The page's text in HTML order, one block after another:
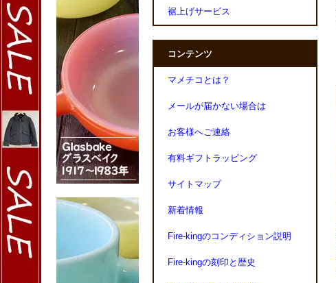
裾上げサービス
コンテンツ
マメチコとは？
メールが届かない場合は
お客様へご連絡
有料ギフトラッピング
サイトマップ
新着情報
Fire-kingのコンディション説明
Fire-kingの刻印と歴史